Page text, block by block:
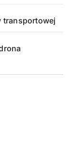
transportowej